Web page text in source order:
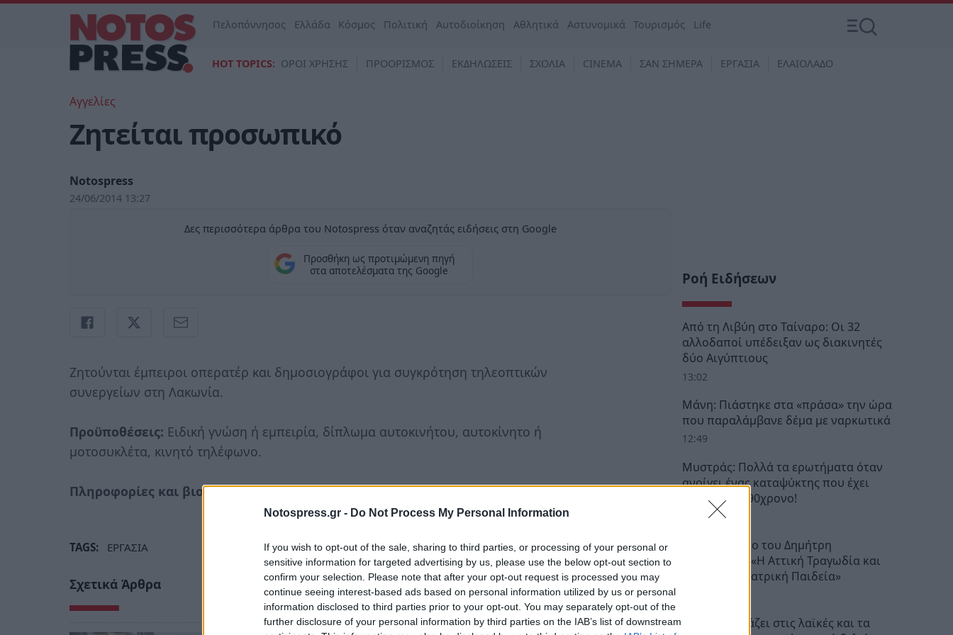
Notospress.gr - Do Not Process My Personal Information
If you wish to opt-out of the sale, sharing to third parties, or processing of your personal or
sensitive information for targeted advertising by us, please use the below opt-out section to
confirm your selection. Please note that after your opt-out request is processed you may
continue seeing interest-based ads based on personal information utilized by us or personal
information disclosed to third parties prior to your opt-out. You may separately opt-out of the
further disclosure of your personal information by third parties on the IAB’s list of downstream
Πελοπόννησος Ελλάδα Κόσμος Πολιτική Αυτοδιοίκηση Αθλητικά Αστυνομικά Τουρισμός Life
HOT TOPICS: ΟΡΟΙ ΧΡΗΣΗΣ ΠΡΟΟΡΙΣΜΟΣ ΕΚΔΗΛΩΣΕΙΣ ΣΧΟΛΙΑ CINEMA ΣΑΝ ΣΗΜΕΡΑ ΕΡΓΑΣΙΑ ΕΛΑΙΟΛΑΔΟ
Αγγελίες
Ζητείται προσωπικό
Notospress
24/06/2014 13:27
Δες περισσότερα άρθρα του Notospress όταν αναζητάς ειδήσεις στη Google
Προσθήκη ως προτιμώμενη πηγή
στα αποτελέσματα της Google
Ζητούνται έμπειροι οπερατέρ και δημοσιογράφοι για συγκρότηση τηλεοπτικών
συνεργείων στη Λακωνία.
Προϋποθέσεις: Ειδική γνώση ή εμπειρία, δίπλωμα αυτοκινήτου, αυτοκίνητο ή
μοτοσυκλέτα, κινητό τηλέφωνο.
Πληροφορίες και βιογραφικά: 2731100933 ( 9-12 π.μ.)
TAGS: ΕΡΓΑΣΙΑ
Σχετικά Άρθρα
Ροή Ειδήσεων
Από τη Λιβύη στο Ταίναρο: Οι 32
αλλοδαποί υπέδειξαν ως διακινητές
δύο Αιγύπτιους
13:02
Μάνη: Πιάστηκε στα «πράσα» την ώρα
που παραλάμβανε δέμα με ναρκωτικά
12:49
Μυστράς: Πολλά τα ερωτήματα όταν
ανοίγει ένας καταψύκτης που έχει
μέσα νεκρό 90χρονο!
Από το βιβλίο του Δημήτρη
Κατσαφάνα: «Η Αττική Τραγωδία και
Κωμωδία Θεατρική Παιδεία»
ΑΑΔΕ: Τι αλλάζει στις λαϊκές και τα